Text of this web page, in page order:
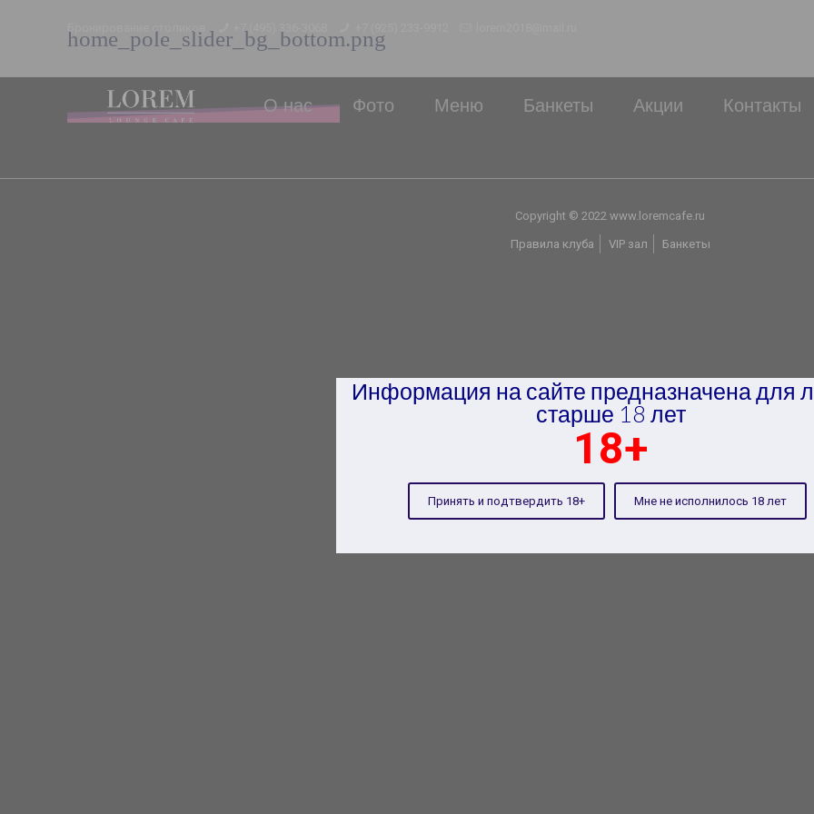
Бронирование столиков +7 (495) 336-3068
О нас Фото Меню Банкеты Акции Контакты
home_pole_slider_bg_bottom.png
Copyright © 2022 www.loremcafe.ru
Правила клуба VIP зал Банкеты
Информация на сайте предназначена для
старше 18 лет
18+